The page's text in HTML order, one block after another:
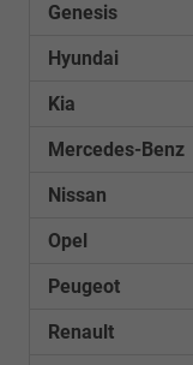
Genesis
Hyundai
Kia
Mercedes-Benz
Nissan
Opel
Peugeot
Renault